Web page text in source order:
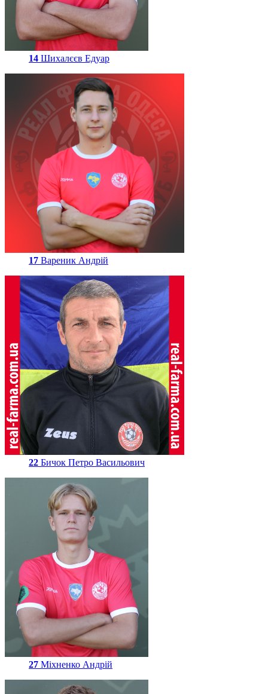
14 Шихалєєв Едуар
17 Вареник Андрій
22 Бичок Петро Васильович
27 Міхненко Андрій